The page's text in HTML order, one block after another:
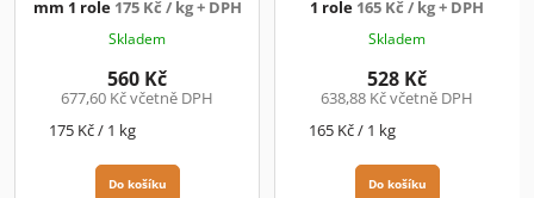
mm 1 role 175 Kč / kg + DPH
Skladem
677,60 Kč včetně DPH
560 Kč
Měrná
175 Kč / 1 kg
Do košíku
1 role 165 Kč / kg + DPH
Skladem
638,88 Kč včetně DPH
528 Kč
Měrná
165 Kč / 1 kg
Do košíku